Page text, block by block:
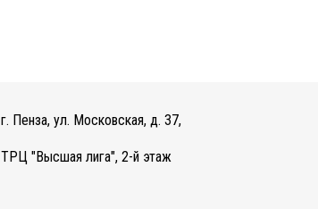
г. Пенза, ул. Московская, д. 37,
ТРЦ "Высшая лига", 2-й этаж